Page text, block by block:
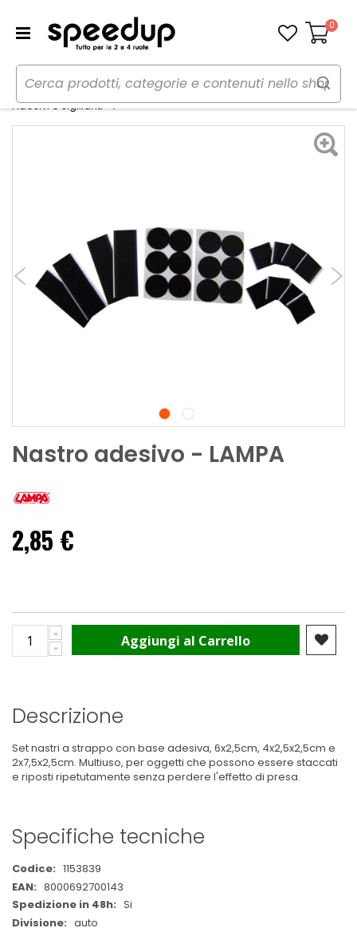
Carrello
0
Home Auto
Manutenzione e ricambi auto
Adesivi e sigillanti
Nastro adesivo - LAMPA
Nastro adesivo - LAMPA
2,85 €
Aggiungi al Carrello
Descrizione
Set nastri a strappo con base adesiva, 6x2,5cm, 4x2,5x2,5cm e
2x7,5x2,5cm. Multiuso, per oggetti che possono essere staccati
e riposti ripetutamente senza perdere l'effetto di presa.
Specifiche tecniche
Maggiori
Informazioni
1153839
8000692700143
Si
auto